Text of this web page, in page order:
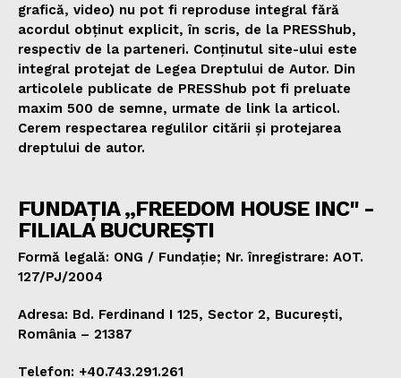
grafică, video) nu pot fi reproduse integral fără
acordul obținut explicit, în scris, de la PRESShub,
respectiv de la parteneri. Conținutul site-ului este
integral protejat de Legea Dreptului de Autor. Din
articolele publicate de PRESShub pot fi preluate
maxim 500 de semne, urmate de link la articol.
Cerem respectarea regulilor citării și protejarea
dreptului de autor.
FUNDAȚIA „FREEDOM HOUSE INC" -
FILIALA BUCUREȘTI
Formă legală: ONG / Fundație; Nr. înregistrare: AOT.
127/PJ/2004
Adresa: Bd. Ferdinand I 125, Sector 2, București,
România – 21387
Telefon: +40.743.291.261